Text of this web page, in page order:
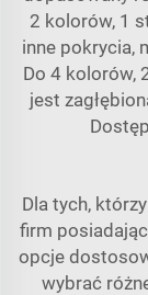
2 kolorów, 1
inne pokrycia,
Do 4 kolorów,
jest
Dla tych,
firm
opcje
wybrać